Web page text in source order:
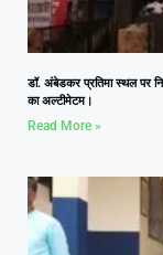
डॉ. अंबेडकर प्रतिमा स्थल पर
का अल्टीमेटम।
Read More »